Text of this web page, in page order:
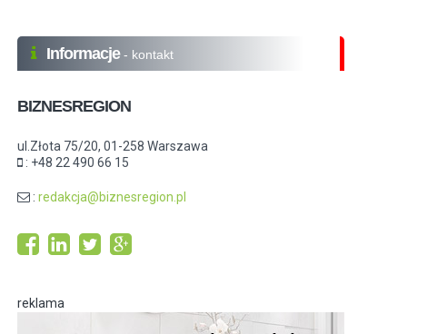
Informacje - kontakt
BIZNESREGION
ul.Złota 75/20, 01-258 Warszawa
: +48 22 490 66 15
: redakcja@biznesregion.pl
reklama